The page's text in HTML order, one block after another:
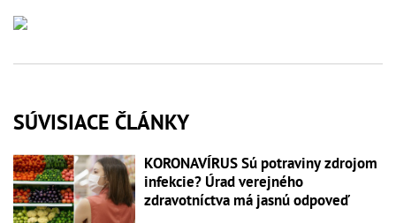
SÚVISIACE ČLÁNKY
KORONAVÍRUS Sú potraviny zdrojom
infekcie? Úrad verejného
zdravotníctva má jasnú odpoveď